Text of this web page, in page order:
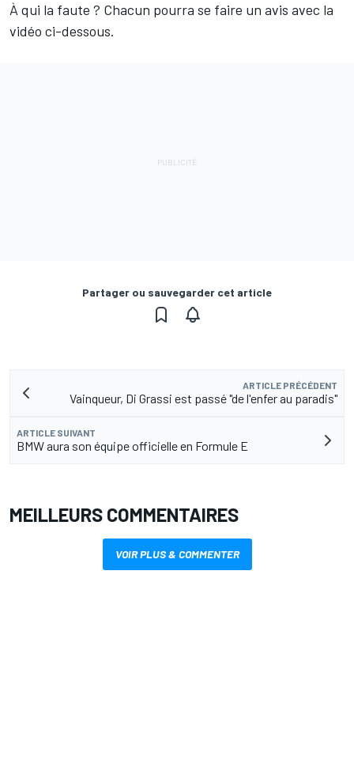
À qui la faute ? Chacun pourra se faire un avis avec la
vidéo ci-dessous.
Partager ou sauvegarder cet article
ARTICLE PRÉCÉDENT
Vainqueur, Di Grassi est passé "de l'enfer au paradis"
ARTICLE SUIVANT
BMW aura son équipe officielle en Formule E
MEILLEURS COMMENTAIRES
VOIR PLUS & COMMENTER